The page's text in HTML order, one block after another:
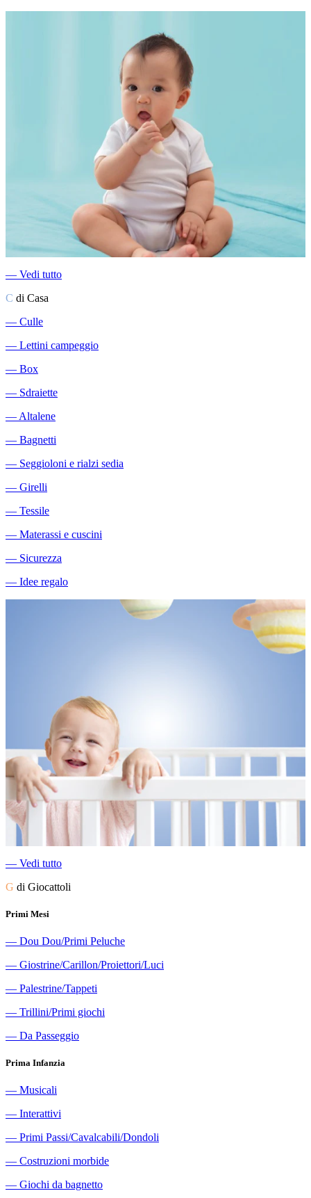
― Vedi tutto
C di Casa
― Culle
― Lettini campeggio
― Box
― Sdraiette
―Altalene
― Bagnetti
― Seggioloni e rialzi sedia
― Girelli
― Tessile
― Materassi e cuscini
― Sicurezza
― Idee regalo
― Vedi tutto
G di Giocattoli
Primi Mesi
― Dou Dou/Primi Peluche
― Giostrine/Carillon/Proiettori/Luci
― Palestrine/Tappeti
― Trillini/Primi giochi
― Da Passeggio
Prima Infanzia
― Musicali
― Interattivi
― Primi Passi/Cavalcabili/Dondoli
― Costruzioni morbide
― Giochi da bagnetto